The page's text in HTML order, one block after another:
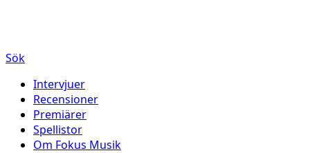
Sök
Intervjuer
Recensioner
Premiärer
Spellistor
Om Fokus Musik